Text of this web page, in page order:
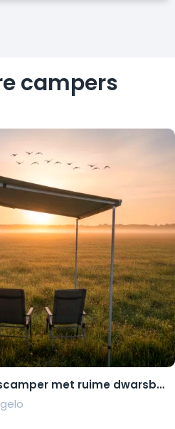
campers
Jouw comfortabele buscamper met ruime dwarsbedden en natural look(s)!